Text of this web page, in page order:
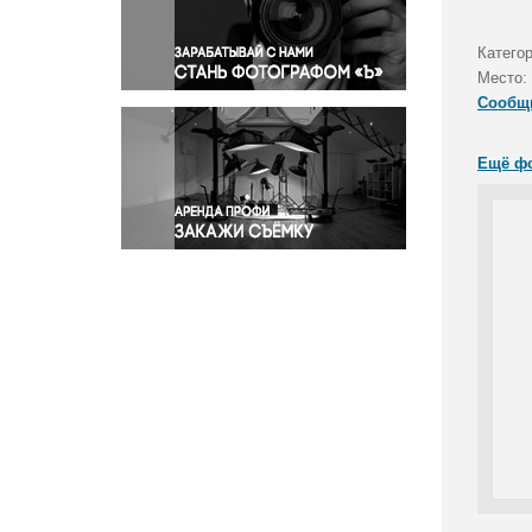
Правосудие
Происшествия и конфликты
Религия
Светская жизнь
Спорт
Экология
Экономика и бизнес
Место:
Ещё